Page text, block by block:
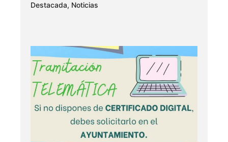
Destacada, Noticias